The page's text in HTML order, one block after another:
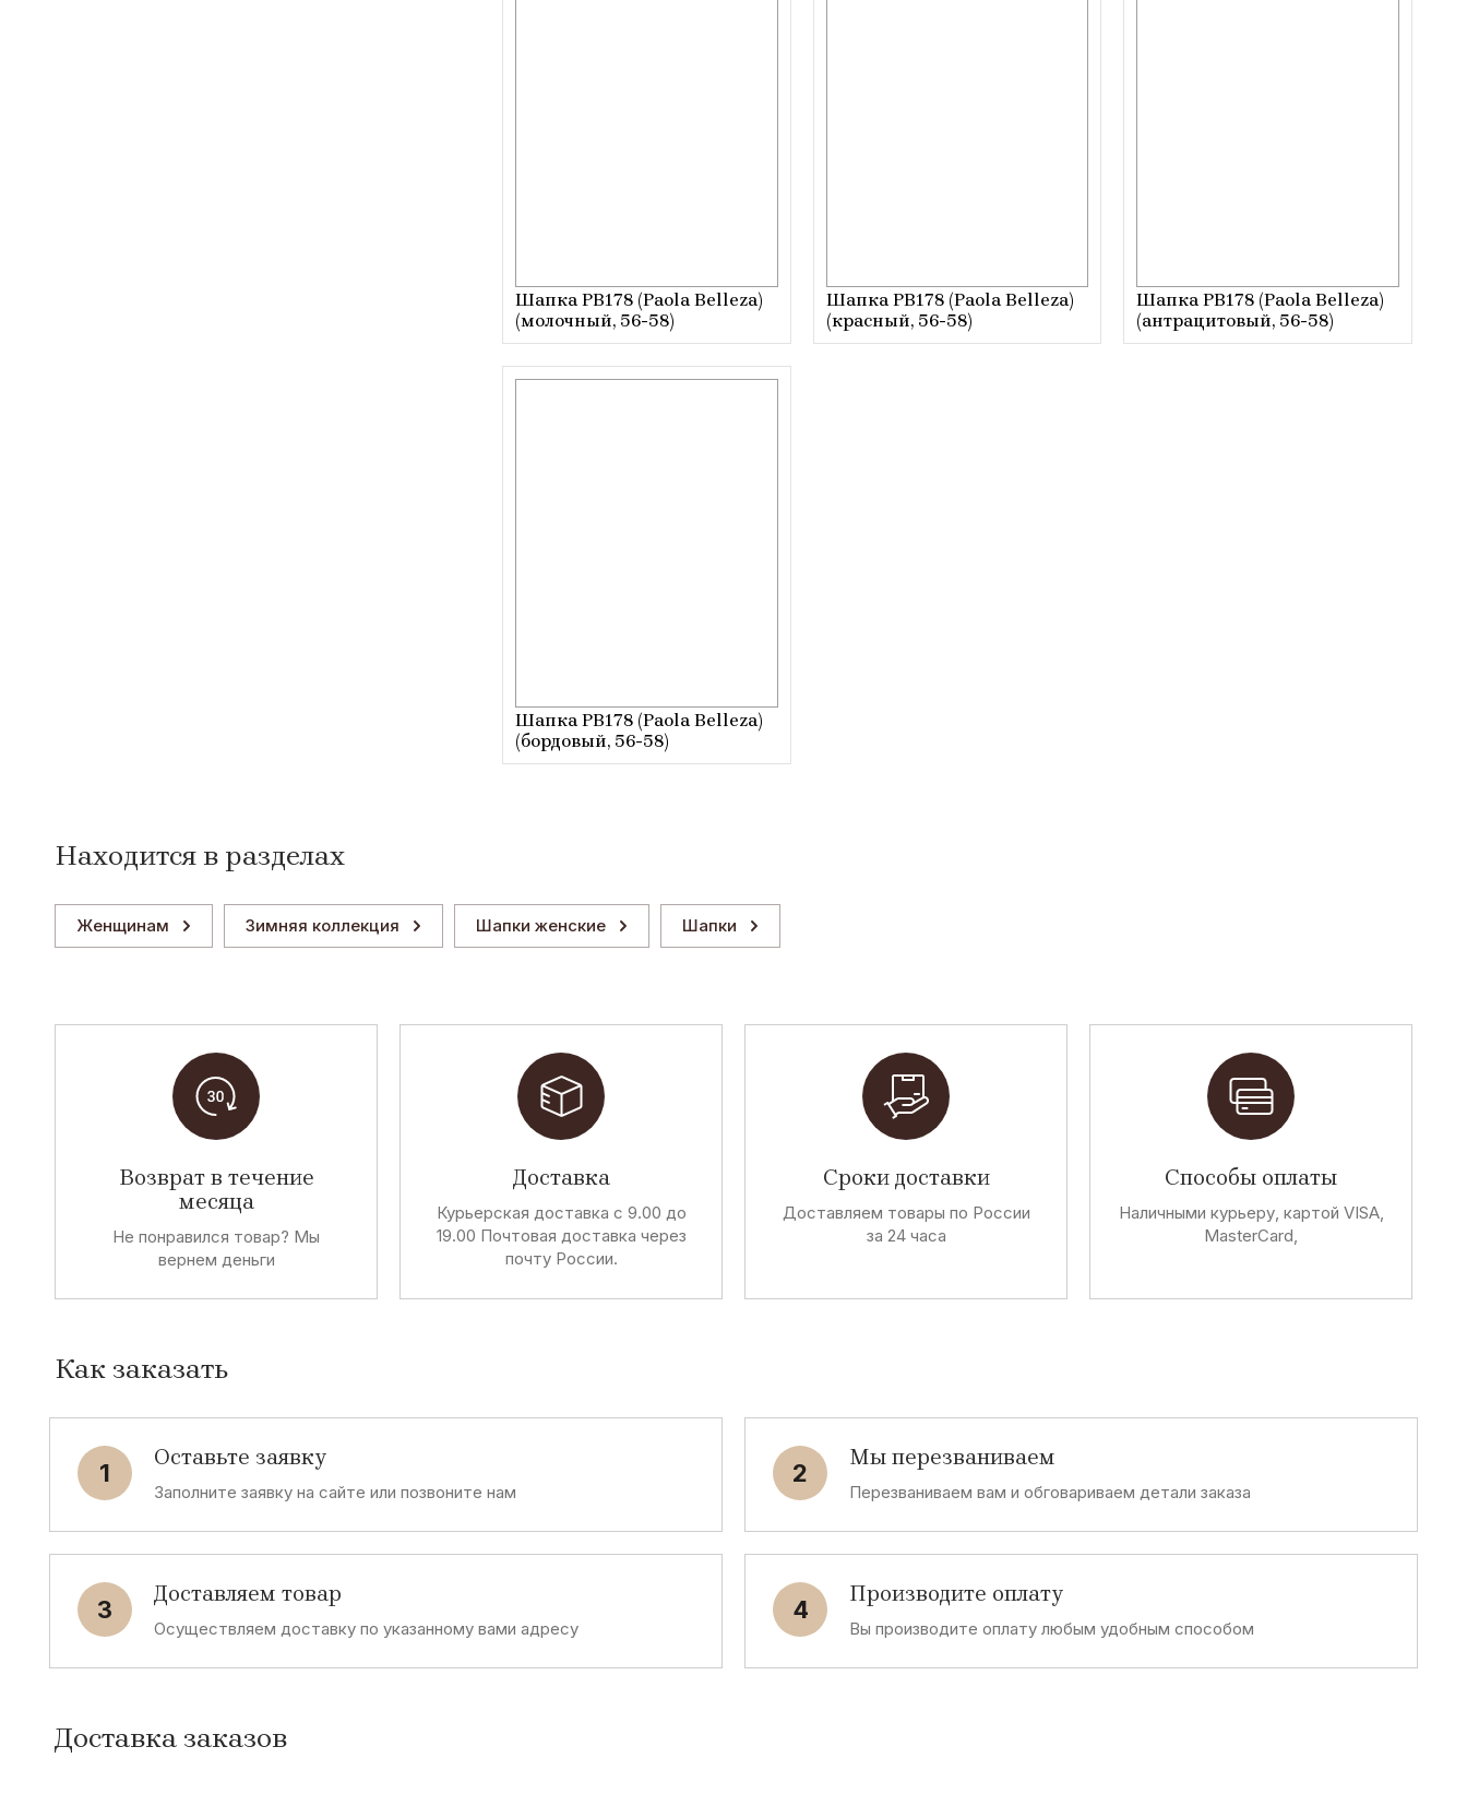
Шапка РВ178 (Paola Belleza)
(молочный, 56-58)
Шапка РВ178 (Paola Belleza)
(красный, 56-58)
Шапка РВ178 (Paola Belleza)
(антрацитовый, 56-58)
Шапка РВ178 (Paola Belleza)
(бордовый, 56-58)
Находится в разделах
Женщинам Зимняя коллекция Шапки женские Шапки
Возврат в течение
месяца
Не понравился товар? Мы
вернем деньги
Доставка
Курьерская доставка с 9.00 до
19.00 Почтовая доставка через
почту России.
Сроки доставки
Доставляем товары по России
за 24 часа
Способы оплаты
Наличными курьеру, картой VISA,
MasterCard,
Как заказать
1
Оставьте заявку
Заполните заявку на сайте или позвоните нам
2
Мы перезваниваем
Перезваниваем вам и обговариваем детали заказа
3
Доставляем товар
Осуществляем доставку по указанному вами адресу
4
Производите оплату
Вы производите оплату любым удобным способом
Доставка заказов